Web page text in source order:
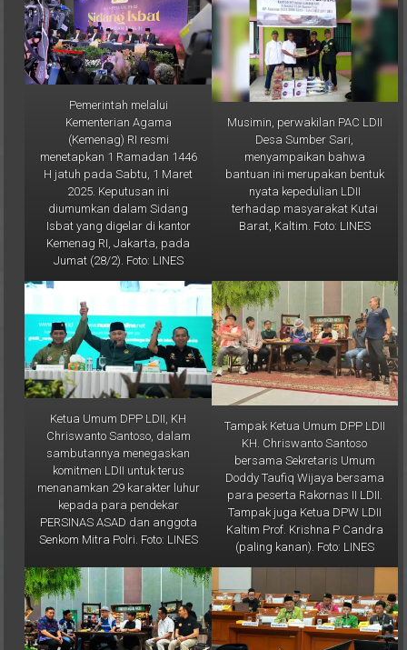
Pemerintah melalui
Kementerian Agama
(Kemenag) RI resmi
menetapkan 1 Ramadan 1446
H jatuh pada Sabtu, 1 Maret
2025. Keputusan ini
diumumkan dalam Sidang
Isbat yang digelar di kantor
Kemenag RI, Jakarta, pada
Jumat (28/2). Foto: LINES
Musimin, perwakilan PAC LDII
Desa Sumber Sari,
menyampaikan bahwa
bantuan ini merupakan bentuk
nyata kepedulian LDII
terhadap masyarakat Kutai
Barat, Kaltim. Foto: LINES
Ketua Umum DPP LDII, KH
Chriswanto Santoso, dalam
sambutannya menegaskan
komitmen LDII untuk terus
menanamkan 29 karakter luhur
kepada para pendekar
PERSINAS ASAD dan anggota
Senkom Mitra Polri. Foto: LINES
Tampak Ketua Umum DPP LDII
KH. Chriswanto Santoso
bersama Sekretaris Umum
Doddy Taufiq Wijaya bersama
para peserta Rakornas II LDII.
Tampak juga Ketua DPW LDII
Kaltim Prof. Krishna P Candra
(paling kanan). Foto: LINES